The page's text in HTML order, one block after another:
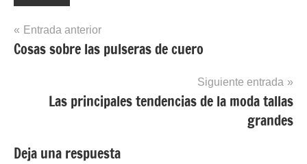
Navegación
de
Entrada anterior
Cosas sobre las pulseras de cuero
Siguiente entrada
Las principales tendencias de la moda tallas
grandes
Deja una respuesta